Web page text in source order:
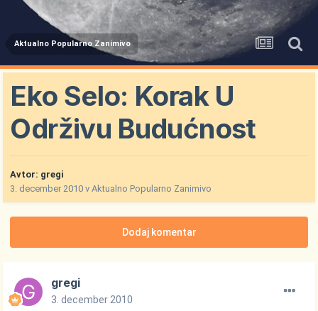
Aktualno Popularno Zanimivo
Eko Selo: Korak U
Održivu Budućnost
Avtor: gregi
3. december 2010 vAktualno Popularno Zanimivo
Dodaj komentar
gregi
3. december 2010